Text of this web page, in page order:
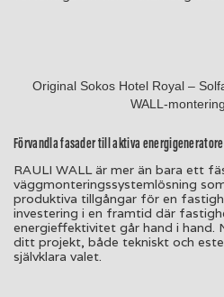
Original Sokos Hotel Royal –
WALL-
Förvandla fasader till aktiva
RAULI WALL är mer än bara ett
väggmonteringssystemlösning
produktiva tillgångar för en
investering i en framtid där
energieffektivitet går hand i hand.
ditt projekt, både tekniskt och
självklara valet.